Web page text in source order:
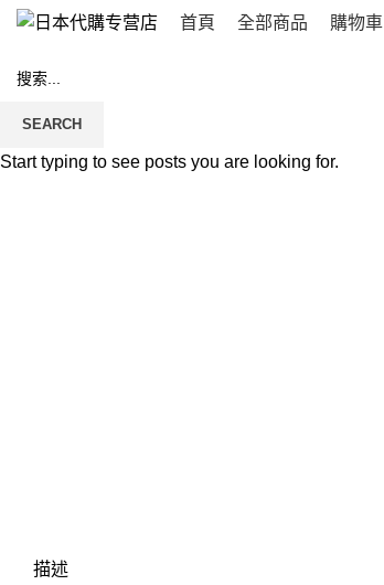
首頁 全部商品 購物車
描述
SEARCH
Start typing to see posts you are looking for.